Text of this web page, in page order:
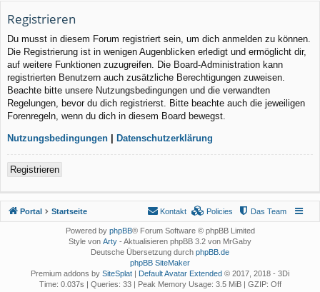
Registrieren
Du musst in diesem Forum registriert sein, um dich anmelden zu können.
Die Registrierung ist in wenigen Augenblicken erledigt und ermöglicht dir,
auf weitere Funktionen zuzugreifen. Die Board-Administration kann
registrierten Benutzern auch zusätzliche Berechtigungen zuweisen.
Beachte bitte unsere Nutzungsbedingungen und die verwandten
Regelungen, bevor du dich registrierst. Bitte beachte auch die jeweiligen
Forenregeln, wenn du dich in diesem Board bewegst.
Nutzungsbedingungen Datenschutzerklärung
Registrieren
Portal Startseite Das Team
Policies
Kontakt
Powered by phpBB® Forum Software © phpBB Limited
Style von Arty - Aktualisieren phpBB 3.2 von MrGaby
Deutsche Übersetzung durch phpBB.de
phpBB SiteMaker
Premium addons by SiteSplat Default Avatar Extended © 2017, 2018 - 3Di
Time: 0.037s
Queries: 33| Peak Memory Usage: 3.5 MiB | GZIP: Off